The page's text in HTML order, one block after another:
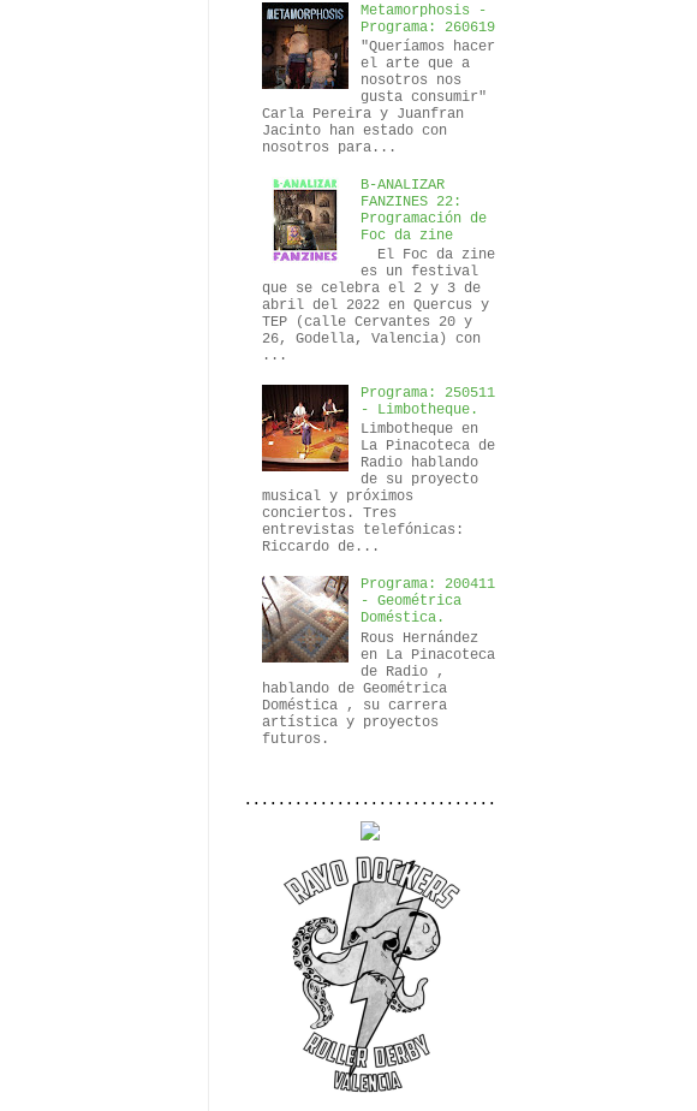
Metamorphosis -
Programa: 260619
"Queríamos hacer
el arte que a
nosotros nos
gusta consumir"
Carla Pereira y Juanfran
Jacinto han estado con
nosotros para...
B-ANALIZAR
FANZINES 22:
Programación de
Foc da zine
El Foc da zine
es un festival
que se celebra el 2 y 3 de
abril del 2022 en Quercus y
TEP (calle Cervantes 20 y
26, Godella, Valencia) con
...
Programa: 250511
- Limbotheque.
Limbotheque en
La Pinacoteca de
Radio hablando
de su proyecto
musical y próximos
conciertos. Tres
entrevistas telefónicas:
Riccardo de...
Programa: 200411
- Geométrica
Doméstica.
Rous Hernández
en La Pinacoteca
de Radio ,
hablando de Geométrica
Doméstica , su carrera
artística y proyectos
futuros.
..............................